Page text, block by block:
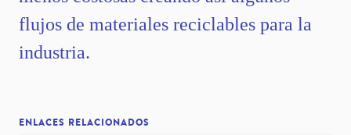
flujos de materiales reciclables para la
industria.
ENLACES RELACIONADOS